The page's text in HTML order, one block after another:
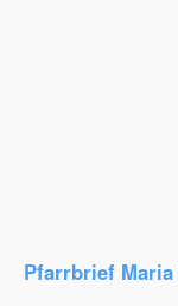
Pfarrbrief